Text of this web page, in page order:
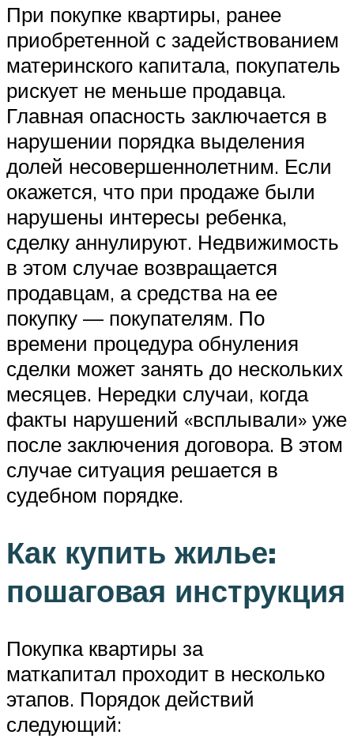
При покупке квартиры, ранее
приобретенной с задействованием
материнского капитала, покупатель
рискует не меньше продавца.
Главная опасность заключается в
нарушении порядка выделения
долей несовершеннолетним. Если
окажется, что при продаже были
нарушены интересы ребенка,
сделку аннулируют. Недвижимость
в этом случае возвращается
продавцам, а средства на ее
покупку — покупателям. По
времени процедура обнуления
сделки может занять до нескольких
месяцев. Нередки случаи, когда
факты нарушений «всплывали» уже
после заключения договора. В этом
случае ситуация решается в
судебном порядке.
Как купить жилье:
пошаговая инструкция
Покупка квартиры за
маткапитал проходит в несколько
этапов. Порядок действий
следующий: